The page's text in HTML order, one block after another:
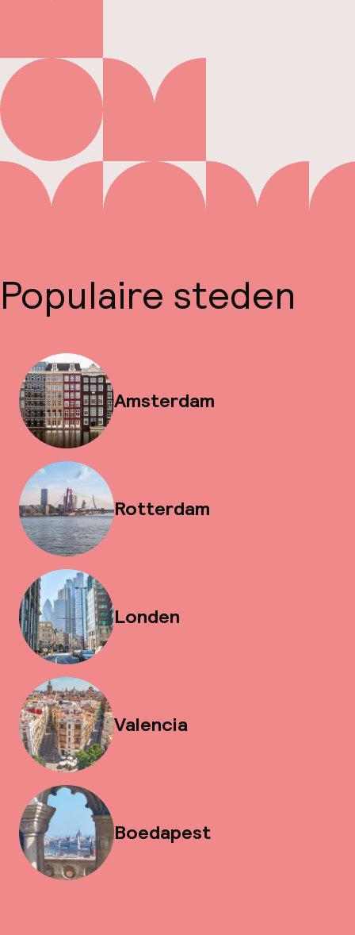
Populaire steden
Amsterdam
Rotterdam
Londen
Valencia
Boedapest